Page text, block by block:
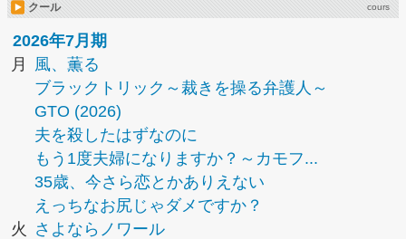
クール cours
2026年7月期
月
風、薫る
ブラックトリック～裁きを操る弁護人～
GTO (2026)
夫を殺したはずなのに
もう1度夫婦になりますか？～カモフ...
35歳、今さら恋とかありえない
えっちなお尻じゃダメですか？
火
さよならノワール